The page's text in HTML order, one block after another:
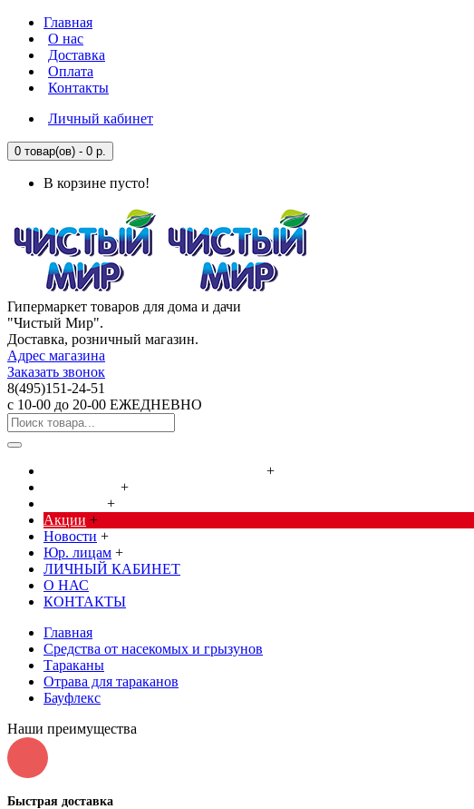
Главная
О нас
Доставка
Оплата
Контакты
Личный кабинет
0 товар(ов) - 0 р.
В корзине пусто!
Гипермаркет товаров для дома и дачи
"Чистый Мир".
Доставка, розничный магазин.
Адрес магазина
Заказать звонок
8(495)151-24-51
с 10-00 до 20-00 ЕЖЕДНЕВНО
+
+
+
Акции +
Новости +
Юр. лицам +
ЛИЧНЫЙ КАБИНЕТ
О НАС
КОНТАКТЫ
Главная
Cредства от насекомых и грызунов
Тараканы
Отрава для тараканов
Бауфлекс
Наши преимущества
Быстрая доставка